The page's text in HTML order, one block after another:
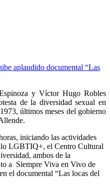
y Víctor Hugo Robles
de la diversidad sexual en
últimos meses del gobierno
iniciando las actividades
LGBTIQ+, el Centro Cultural
ambos de la
a Siempre Viva en Vivo de
el documental “Las locas del